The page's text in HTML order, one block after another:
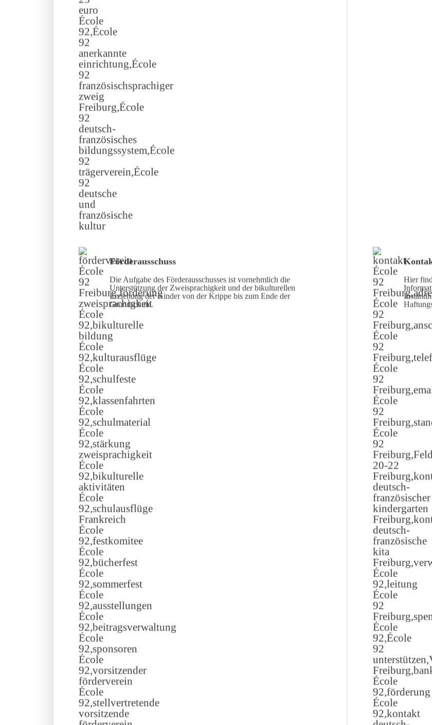
Förderausschuss
Die Aufgabe des Förderausschusses ist vornehmlich die
Unterstützung der Zweisprachigkeit und der bikulturellen
Erziehung der Kinder von der Krippe bis zum Ende der
Grundschule.
Hier